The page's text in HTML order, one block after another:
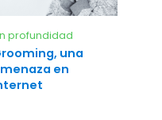
profundidad
una
en